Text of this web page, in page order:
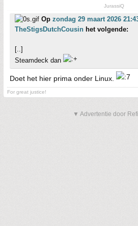
JurassiQ
Op zondag 29 maart 2026
TheStigsDutchCousin het volgende:
[..]
Steamdeck dan
Doet het hier prima onder Linux.
For great justice!
▼ Advertentie door